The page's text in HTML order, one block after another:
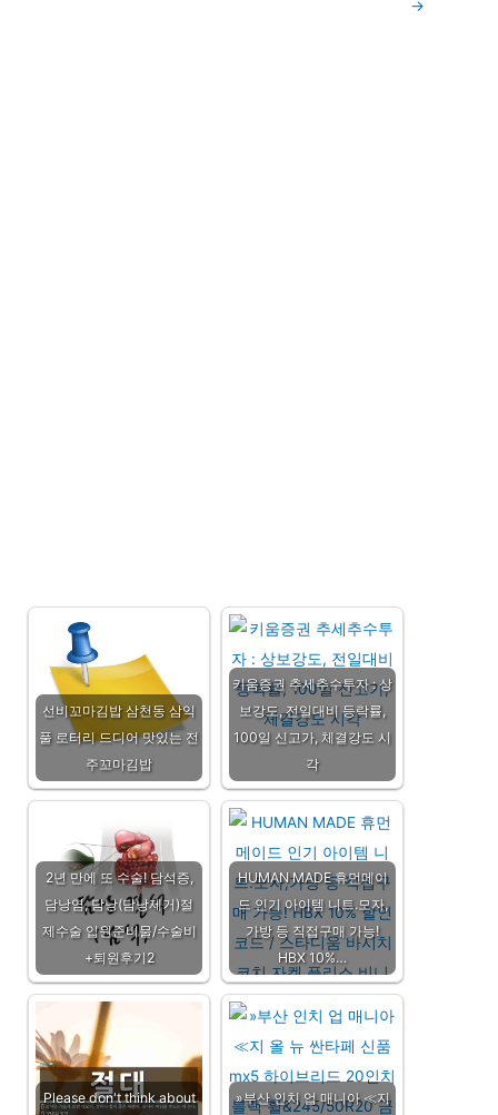
→
선비꼬마김밥 삼천동 삼익
풀 로터리 드디어 맛있는 전
주꼬마김밥
키움증권 추세추수투자 : 상
보강도, 전일대비 등락률,
100일 신고가, 체결강도 시
각
2년 만에 또 수술! 담석증,
담낭염, 담낭(담낭제거)절
제수술 입원준비물/수술비
+퇴원후기2
HUMAN MADE 휴먼메이
드 인기 아이템 니트.모자,
가방 등 직접구매 가능!
HBX 10%…
Please don't think about
»부산 인치 업 매니아 ≪지